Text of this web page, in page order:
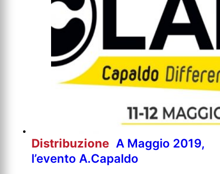
Distribuzione A Maggio 2019,
l’evento A.Capaldo